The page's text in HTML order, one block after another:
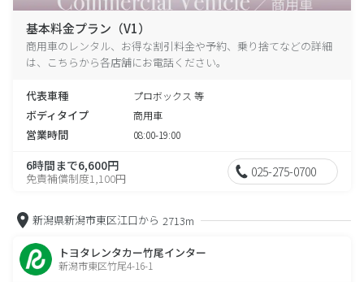
基本料金プラン（V1）
商用車のレンタル、お得な割引料金や予約、乗り捨てなどの詳細
は、こちらから各店舗にお電話ください。
代表車種 プロボックス 等
ボディタイプ 商用車
営業時間 08:00-19:00
6時間まで6,600円
免責補償制度1,100円 025-275-0700
新潟県新潟市東区江口から 2713m
トヨタレンタカー竹尾インター
新潟市東区竹尾4-16-1